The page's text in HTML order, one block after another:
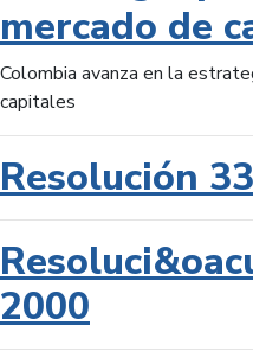
mercado de
Colombia avanza en la
capitales
Resolución
2000